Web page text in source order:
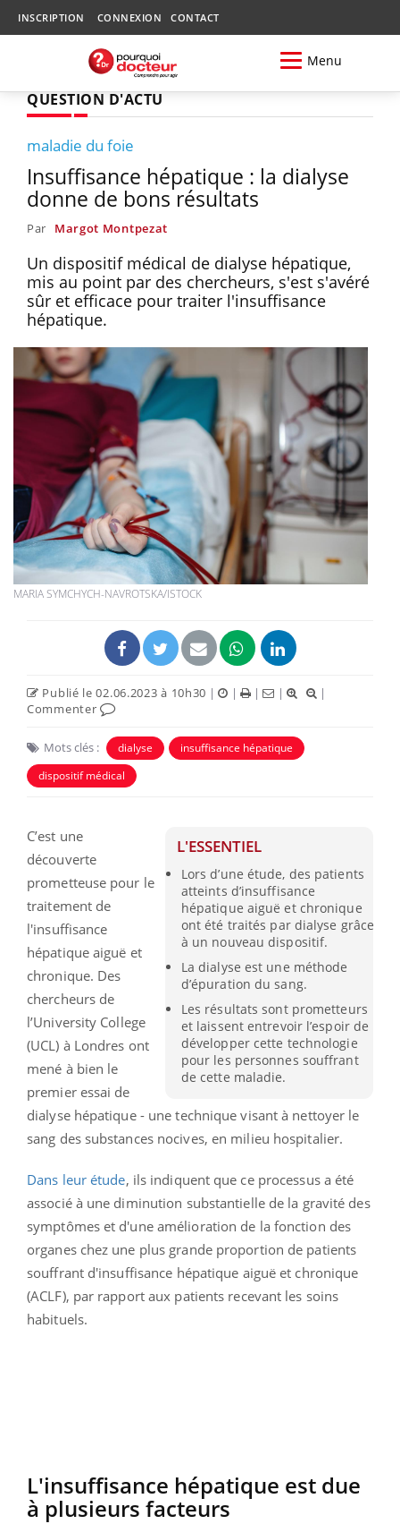
INSCRIPTION CONNEXION CONTACT
Menu
QUESTION D'ACTU
maladie du foie
Insuffisance hépatique : la dialyse
donne de bons résultats
Par Margot Montpezat
Un dispositif médical de dialyse hépatique,
mis au point par des chercheurs, s'est s'avéré
sûr et efficace pour traiter l'insuffisance
hépatique.
MARIA SYMCHYCH-NAVROTSKA/ISTOCK
Publié le 02.06.2023 à 10h30 | | | |
|
Commenter
Mots clés : dialyse
insuffisance hépatique
dispositif médical
L'ESSENTIEL
Lors d’une étude, des patients
atteints d’insuffisance
hépatique aiguë et chronique
ont été traités par dialyse grâce
à un nouveau dispositif.
La dialyse est une méthode
d’épuration du sang.
Les résultats sont prometteurs
et laissent entrevoir l’espoir de
développer cette technologie
pour les personnes souffrant
de cette maladie.
C’est une
découverte
prometteuse pour le
traitement de
l'insuffisance
hépatique aiguë et
chronique. Des
chercheurs de
l’University College
(UCL) à Londres ont
mené à bien le
premier essai de
dialyse hépatique - une technique visant à nettoyer le
sang des substances nocives, en milieu hospitalier.
Dans leur étude, ils indiquent que ce processus a été
associé à une diminution substantielle de la gravité des
symptômes et d'une amélioration de la fonction des
organes chez une plus grande proportion de patients
souffrant d'insuffisance hépatique aiguë et chronique
(ACLF), par rapport aux patients recevant les soins
habituels.
L'insuffisance hépatique est due
à plusieurs facteurs